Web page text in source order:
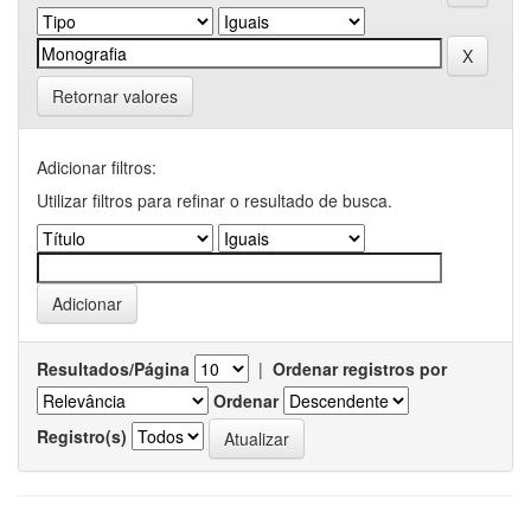
Retornar valores
Adicionar filtros:
Utilizar filtros para refinar o resultado de busca.
Resultados/Página | Ordenar registros por
Ordenar
Registro(s)